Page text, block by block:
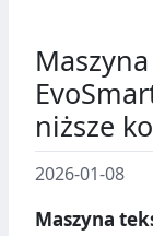
niższe
2026-01-08
Maszyna